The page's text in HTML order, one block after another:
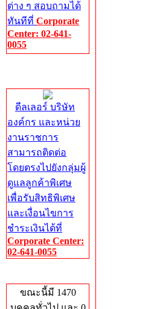
ต่าง ๆ สอบถามได้
ทันทีที่ Corporate
Center: 02-641-
0055
ดีลเลอร์ บริษัท
องค์กร และหน่วย
งานราชการ
สามารถติดต่อ
โดยตรงไปยังกลุ่มผู้
ดูแลลูกค้าพิเศษ
เพื่อรับสิทธิพิเศษ
และเงื่อนไขการ
ชำระเงินได้ที่
Corporate Center:
02-641-0055
ขณะนี้มี 1470